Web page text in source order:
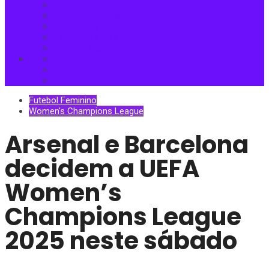
Futebol Feminino
Women's Champions League
Arsenal e Barcelona
decidem a UEFA
Women’s
Champions League
2025 neste sábado